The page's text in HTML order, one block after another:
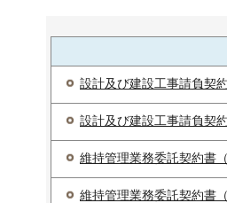
設計及び建設工事請負契
設計及び建設工事請負契
維持管理業務委託契約書
維持管理業務委託契約書